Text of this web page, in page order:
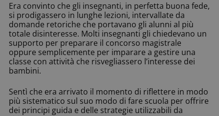
Era convinto che gli insegnanti, in perfetta buona fede,
si prodigassero in lunghe lezioni, intervallate da
domande retoriche che portavano gli alunni al più
totale disinteresse. Molti insegnanti gli chiedevano un
supporto per preparare il concorso magistrale
oppure semplicemente per imparare a gestire una
classe con attività che risvegliassero l’interesse dei
bambini.
Sentì che era arrivato il momento di riflettere in modo
più sistematico sul suo modo di fare scuola per offrire
dei principi guida e delle strategie utilizzabili da